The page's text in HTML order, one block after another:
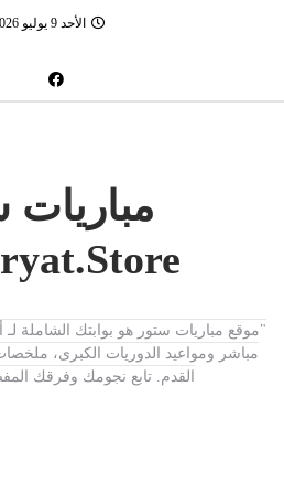
الأحد 9 يوليو 2026
مباريات
"موقع مباريات ستور هو بوابتك الشاملة لـ
مباشر ومواعيد الدوريات الكبرى،
القدم. تابع نجومك وفرقك